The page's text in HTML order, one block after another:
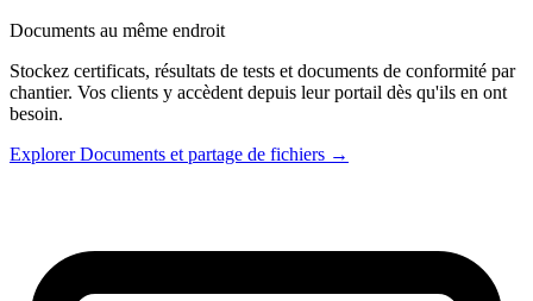
Documents au même endroit
Stockez certificats, résultats de tests et documents de conformité par
chantier. Vos clients y accèdent depuis leur portail dès qu'ils en ont
besoin.
Explorer Documents et partage de fichiers →